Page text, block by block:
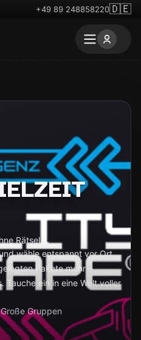
+49 89 248858220🇩🇪
Rätsel
wähle entspannt vor Ort
Pakete mehr –
Tauche ein in eine Welt voller
Gruppen